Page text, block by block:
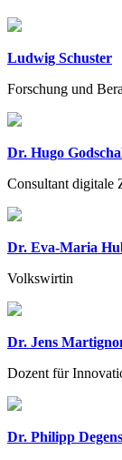
Ludwig Schuster
Forschung und
Dr. Hugo
Consultant digitale
Dr. Eva-Maria
Volkswirtin
Dr. Jens
Dozent für
Dr. Philipp Degens